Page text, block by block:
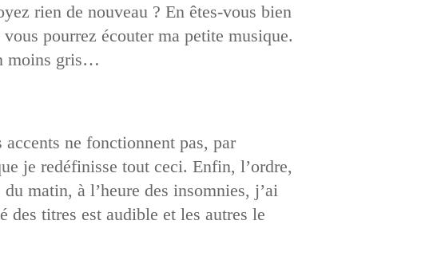
rien de nouveau ? En êtes-vous bien
pourrez écouter ma petite musique.
moins gris…
ne fonctionnent pas, par
je redéfinisse tout ceci. Enfin, l’ordre,
matin, à l’heure des insomnies, j’ai
des titres est audible et les autres le